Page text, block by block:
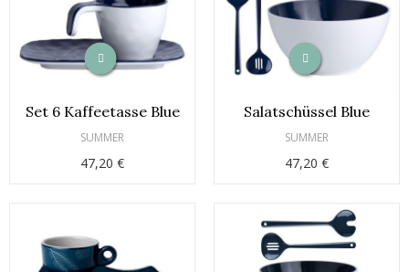
Set 6 Kaffeetasse Blue
SUMMER
47,20 €
Salatschüssel Blue
SUMMER
47,20 €